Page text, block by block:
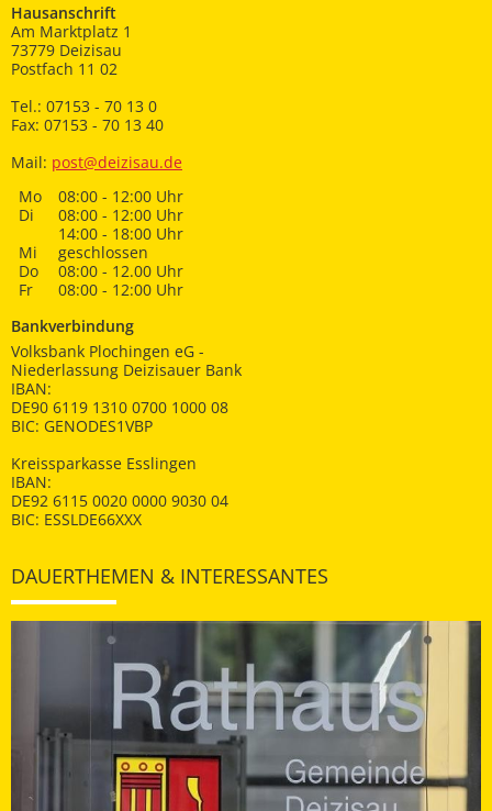
Hausanschrift
Am Marktplatz 1
73779 Deizisau
Postfach 11 02
Tel.: 07153 - 70 13 0
Fax: 07153 - 70 13 40
Mail: post@deizisau.de
Mo
08:00 - 12:00 Uhr
Di
08:00 - 12:00 Uhr
14:00 - 18:00 Uhr
Mi
geschlossen
Do
08:00 - 12.00 Uhr
Fr
08:00 - 12:00 Uhr
Bankverbindung
Volksbank Plochingen eG -
Niederlassung Deizisauer Bank
IBAN:
DE90 6119 1310 0700 1000 08
BIC: GENODES1VBP
Kreissparkasse Esslingen
IBAN:
DE92 6115 0020 0000 9030 04
BIC: ESSLDE66XXX
DAUERTHEMEN & INTERESSANTES